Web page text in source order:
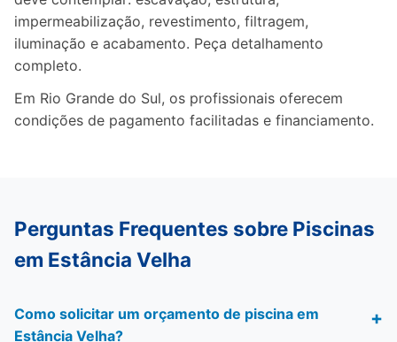
impermeabilização, revestimento, filtragem,
iluminação e acabamento. Peça detalhamento
completo.
Em Rio Grande do Sul, os profissionais oferecem
condições de pagamento facilitadas e financiamento.
Perguntas Frequentes sobre Piscinas
em Estância Velha
Como solicitar um orçamento de piscina em
Estância Velha?